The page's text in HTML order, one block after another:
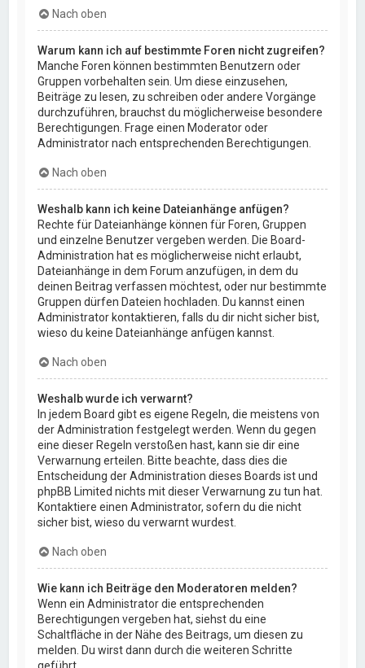
Nach oben
Warum kann ich auf bestimmte Foren nicht zugreifen?
Manche Foren können bestimmten Benutzern oder
Gruppen vorbehalten sein. Um diese einzusehen,
Beiträge zu lesen, zu schreiben oder andere Vorgänge
durchzuführen, brauchst du möglicherweise besondere
Berechtigungen. Frage einen Moderator oder
Administrator nach entsprechenden Berechtigungen.
Nach oben
Weshalb kann ich keine Dateianhänge anfügen?
Rechte für Dateianhänge können für Foren, Gruppen
und einzelne Benutzer vergeben werden. Die Board-
Administration hat es möglicherweise nicht erlaubt,
Dateianhänge in dem Forum anzufügen, in dem du
deinen Beitrag verfassen möchtest, oder nur bestimmte
Gruppen dürfen Dateien hochladen. Du kannst einen
Administrator kontaktieren, falls du dir nicht sicher bist,
wieso du keine Dateianhänge anfügen kannst.
Nach oben
Weshalb wurde ich verwarnt?
In jedem Board gibt es eigene Regeln, die meistens von
der Administration festgelegt werden. Wenn du gegen
eine dieser Regeln verstoßen hast, kann sie dir eine
Verwarnung erteilen. Bitte beachte, dass dies die
Entscheidung der Administration dieses Boards ist und
phpBB Limited nichts mit dieser Verwarnung zu tun hat.
Kontaktiere einen Administrator, sofern du die nicht
sicher bist, wieso du verwarnt wurdest.
Nach oben
Wie kann ich Beiträge den Moderatoren melden?
Wenn ein Administrator die entsprechenden
Berechtigungen vergeben hat, siehst du eine
Schaltfläche in der Nähe des Beitrags, um diesen zu
melden. Du wirst dann durch die weiteren Schritte
geführt.